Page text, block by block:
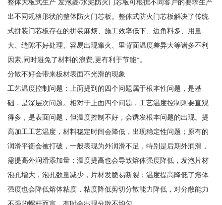
整体大板式生产 发泡菱/水泥防火门芯板可根据不同客户的要求生产
出不同规格形状的整体防火门芯板。整体式防火门芯板解决了传统
式拼装门芯板存在的拼装麻烦、施工效率低下、边角料多、用量
大、缝隙不好处理、容易出现窜火、里背面温度差异大等诸多不利
因素,同时避免了材料的浪费,更有利于节能*。
分散不好会带来板材表面不光滑的现象
工艺温度控制问题：上面提到的四个问题属于根本性问题，是基
础，是深层次问题。相对于上面四个问题，工艺温度控制则要直观
得多，是表面问题，但温度控制不好，会诱发根本问题的出现。提
高加工工艺温度，材料稳定时间会降低，出现稳定性问题；原有的
润滑平衡会被打破，一般表现为外润滑不足，特别是后期外润滑，
需提高外润滑添加量；温度提高也会导致熔体强度降低，发泡片材
泡孔增大，泡孔数量减少，片材发脆易断裂；温度提高降低了熔体
强度也会降低熔体粘度，粘度降低剪切分散能力降低，对分散能力
不强的螺杆而言，有时会出现分散不均匀。